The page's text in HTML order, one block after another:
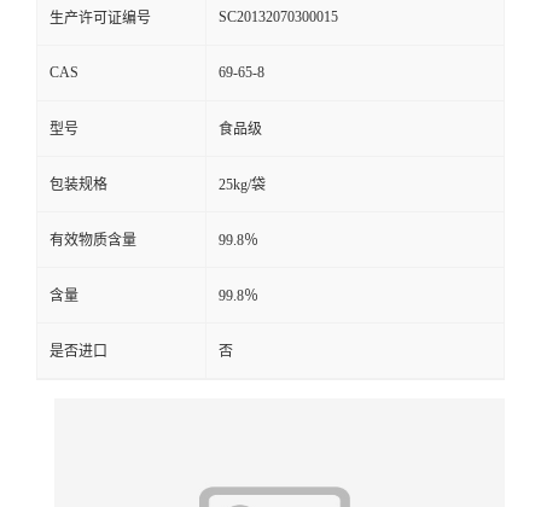
生产许可证编号 SC20132070300015
CAS 69-65-8
型号 食品级
包装规格 25kg/袋
有效物质含量 99.8％
含量 99.8％
是否进口 否